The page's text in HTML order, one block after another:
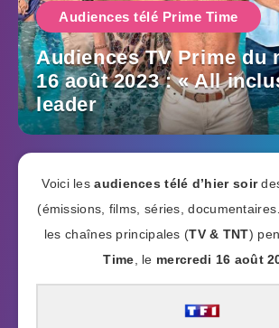
Audiences télé Prime Time
Audiences TV Prime du
16 août 2023 : « All
leader
Voici lesaudiences télé d’hier soir
(émissions, films, séries,
les chaînes principales (TV & TNT)
Time , le mercredi 16 août